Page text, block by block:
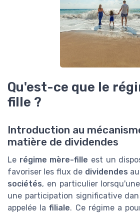
Qu'est-ce que le
fille ?
Introduction au
matière de dividendes
Le régime mère-fille est un
favoriser les flux de dividendes
sociétés, en particulier lorsqu'une
une participation significative
appelée lafiliale. Ce régime a